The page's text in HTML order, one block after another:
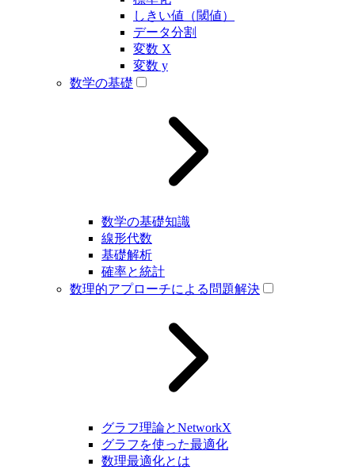
しきい値（閾値）
データ分割
変数 X
変数 y
数学の基礎
数学の基礎知識
線形代数
基礎解析
確率と統計
数理的アプローチによる問題解決
グラフ理論とNetworkX
グラフを使った最適化
数理最適化とは